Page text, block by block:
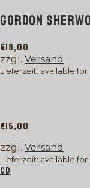
GORDON
€18,00
zzgl. Versand
Lieferzeit: available
€15,00
zzgl. Versand
Lieferzeit: available
CD